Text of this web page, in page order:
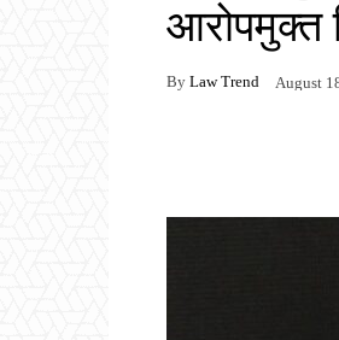
आरोपमुक्त
By Law Trend August